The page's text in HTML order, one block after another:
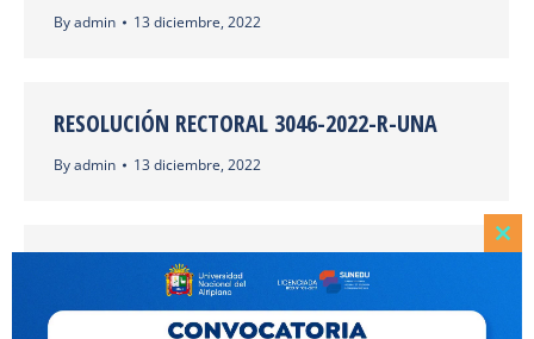
Byadmin 13 diciembre, 2022
RESOLUCIÓN RECTORAL 3046-2022-R-UNA
Byadmin 13 diciembre, 2022
RESOLUCIÓN RECTORAL 2937-2022-R-UNA
ByReker Luque 1 diciembre, 2022